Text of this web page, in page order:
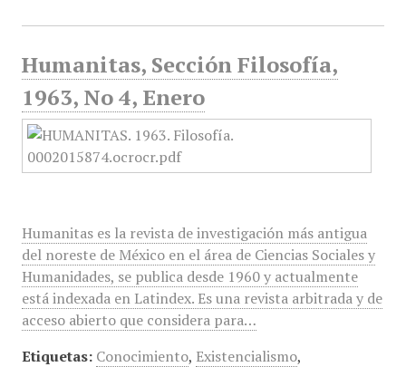
Humanitas, Sección Filosofía,
1963, No 4, Enero
Humanitas es la revista de investigación más antigua
del noreste de México en el área de Ciencias Sociales y
Humanidades, se publica desde 1960 y actualmente
está indexada en Latindex. Es una revista arbitrada y de
acceso abierto que considera para…
Etiquetas: Conocimiento, Existencialismo,